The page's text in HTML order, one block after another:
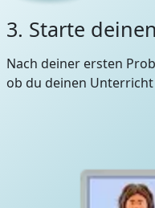
3. Starte
Nach deiner ersten
ob du deinen